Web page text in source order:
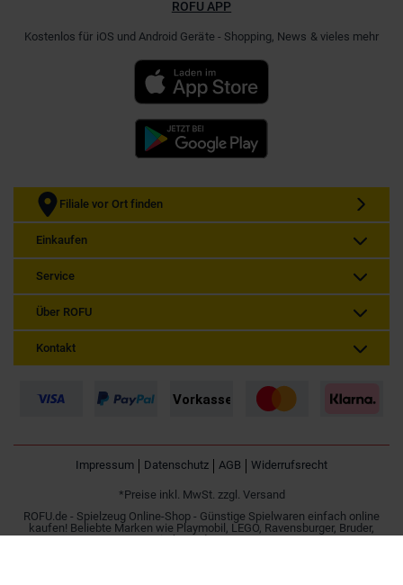
ROFU APP
Kostenlos für iOS und Android Geräte - Shopping, News & vieles mehr
Filiale vor Ort finden
Einkaufen
Service
Über ROFU
Kontakt
Impressum Datenschutz AGB Widerrufsrecht
*Preise inkl. MwSt. zzgl. Versand
ROFU.de - Spielzeug Online-Shop - Günstige Spielwaren einfach online
kaufen! Beliebte Marken wie Playmobil, LEGO, Ravensburger, Bruder,
Simba und Besttoy.